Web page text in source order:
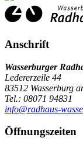
Anschrift
Wasserburger
Ledererzeile 44
83512 Wasserburg
Tel.: 08071 94831
info@radhaus-
Öffnungszeiten